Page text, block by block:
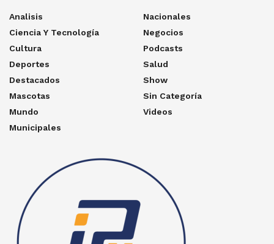
Analisis
Ciencia Y Tecnología
Cultura
Deportes
Destacados
Mascotas
Mundo
Municipales
Nacionales
Negocios
Podcasts
Salud
Show
Sin Categoría
Videos